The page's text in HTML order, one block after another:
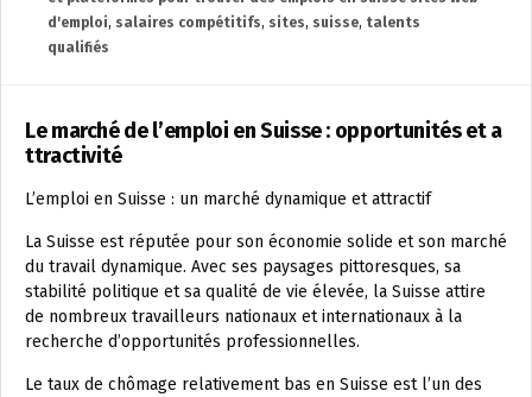
d'emploi, salaires compétitifs, sites, suisse, talents
qualifiés
Le marché de l’emploi en Suisse : opportunités et a
ttractivité
L’emploi en Suisse : un marché dynamique et attractif
La Suisse est réputée pour son économie solide et son marché
du travail dynamique. Avec ses paysages pittoresques, sa
stabilité politique et sa qualité de vie élevée, la Suisse attire
de nombreux travailleurs nationaux et internationaux à la
recherche d’opportunités professionnelles.
Le taux de chômage relativement bas en Suisse est l’un des